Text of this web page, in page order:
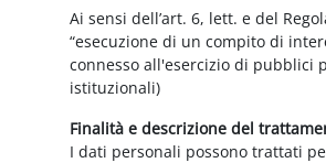
Ai sensi dell’art. 6, lett. e del
“esecuzione di un compito di
connesso all'esercizio di pubblici
istituzionali)
Finalità e descrizione del
I dati personali possono trattati